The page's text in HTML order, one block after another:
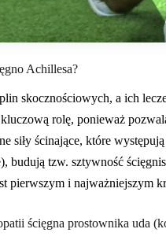
Achillesa?
skocznościowych, a ich
rolę, ponieważ
siły ścinające, które
budują tzw. sztywność
pierwszym i najważniejszym
ścięgna prostownika uda